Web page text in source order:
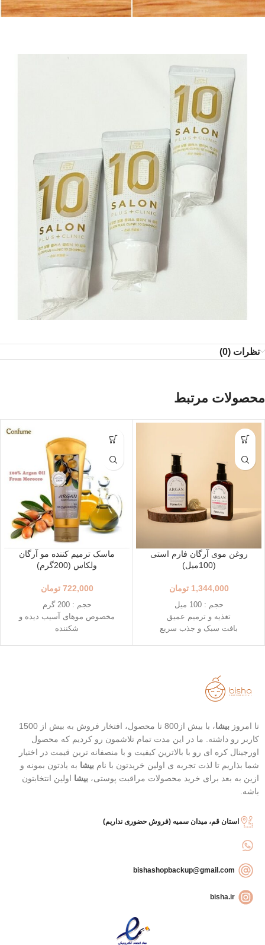
نظرات (0)
محصولات مرتبط
روغن موی آرگان فارم استی
(100میل)
1,344,000 تومان
حجم : 100 میل
تغذیه و ترمیم عمیق
بافت سبک و جذب سریع
ماسک ترمیم کننده مو آرگان
ولکاس (200گرم)
722,000 تومان
حجم : 200 گرم
مخصوص موهای آسیب دیده و
شکننده
تا امروز بیشا
، با بیش از800 تا محصول، افتخار فروش به بیش از 1500
کاربر رو داشته. ما در این مدت تمام تلاشمون رو کردیم که محصول
اورجینال کره ای رو با بالاترین کیفیت و با منصفانه ترین قیمت در اختیار
شما بذاریم تا لذت تجربه ی اولین خریدتون با نام بیشا به یادتون بمونه و
ازین به بعد برای خرید محصولات مراقبت پوستی، بیشا اولین انتخابتون
باشه.
استان قم، میدان سمیه (فروش حضوری نداریم)
bisha.ir